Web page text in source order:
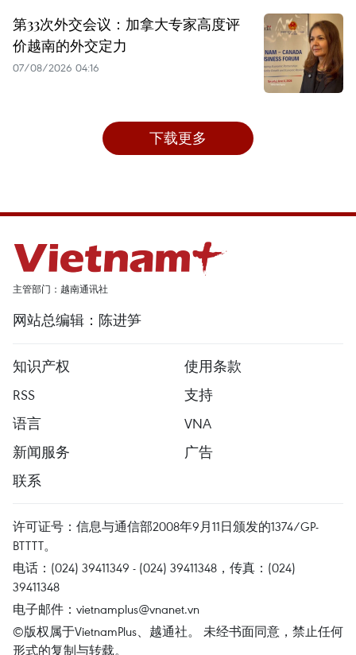
第33次外交会议：加拿大专家高度评
价越南的外交定力
07/08/2026 04:16
下载更多
主管部门：越南通讯社
网站总编辑：陈进笋
知识产权
使用条款
RSS
支持
语言
VNA
新闻服务
广告
联系
许可证号：信息与通信部2008年9月11日颁发的1374/GP-
BTTTT。
电话：(024) 39411349 - (024) 39411348，传真：(024)
39411348
电子邮件： vietnamplus@vnanet.vn
©版权属于VietnamPlus、越通社。 未经书面同意，禁止任何
形式的复制与转载。